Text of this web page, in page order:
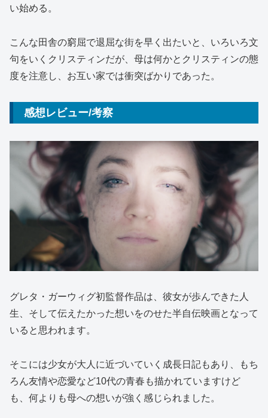
い始める。
こんな田舎の窮屈で退屈な街を早く出たいと、いろいろ文
句をいくクリスティンだが、母は何かとクリスティンの態
度を注意し、お互い家では衝突ばかりであった。
感想レビュー/考察
グレタ・ガーウィグ初監督作品は、彼女が歩んできた人
生、そして伝えたかった想いをのせた半自伝映画となって
いると思われます。
そこには少女が大人に近づいていく成長日記もあり、もち
ろん友情や恋愛など10代の青春も描かれていますけど
も、何よりも母への想いが強く感じられました。